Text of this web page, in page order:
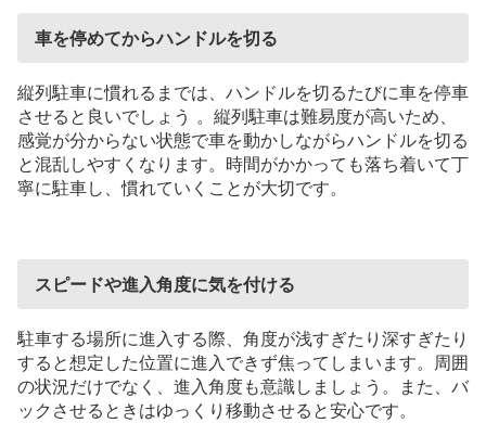
車を停めてからハンドルを切る
縦列駐車に慣れるまでは、ハンドルを切るたびに車を停車
させると良いでしょう 。縦列駐車は難易度が高いため、
感覚が分からない状態で車を動かしながらハンドルを切る
と混乱しやすくなります。時間がかかっても落ち着いて丁
寧に駐車し、慣れていくことが大切です。
スピードや進入角度に気を付ける
駐車する場所に進入する際、角度が浅すぎたり深すぎたり
すると想定した位置に進入できず焦ってしまいます。周囲
の状況だけでなく、進入角度も意識しましょう。また、バ
ックさせるときはゆっくり移動させると安心です。